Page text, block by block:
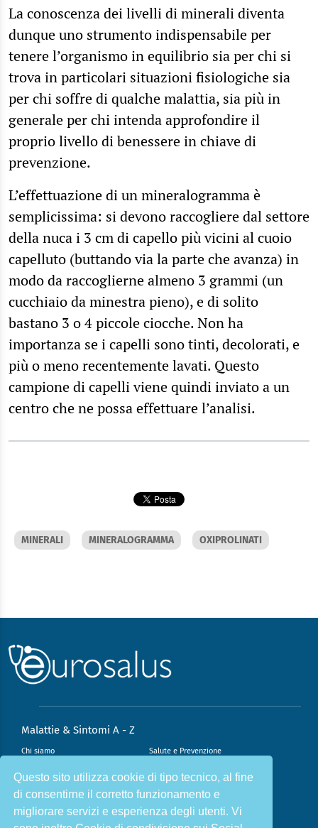
Questo sito utilizza cookie di tipo tecnico, al fine
di consentirne il corretto funzionamento e
migliorare servizi e esperienza degli utenti. Vi
La conoscenza dei livelli di minerali diventa
dunque uno strumento indispensabile per
tenere l’organismo in equilibrio sia per chi si
trova in particolari situazioni fisiologiche sia
per chi soffre di qualche malattia, sia più in
generale per chi intenda approfondire il
proprio livello di benessere in chiave di
prevenzione.
L’effettuazione di un mineralogramma è
semplicissima: si devono raccogliere dal settore
della nuca i 3 cm di capello più vicini al cuoio
capelluto (buttando via la parte che avanza) in
modo da raccoglierne almeno 3 grammi (un
cucchiaio da minestra pieno), e di solito
bastano 3 o 4 piccole ciocche. Non ha
importanza se i capelli sono tinti, decolorati, e
più o meno recentemente lavati. Questo
campione di capelli viene quindi inviato a un
centro che ne possa effettuare l’analisi.
MINERALI MINERALOGRAMMA OXIPROLINATI
Malattie & Sintomi A - Z
Chi siamo Salute e Prevenzione
Infiammazione e Allergia Direzione scientifica
Nutrizione e Stili di vita Sport e Benessere
Cookie Policy L’angolo del dottore